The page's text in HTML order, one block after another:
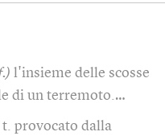
l'insieme delle scosse
di un terremoto.…
t. provocato dalla